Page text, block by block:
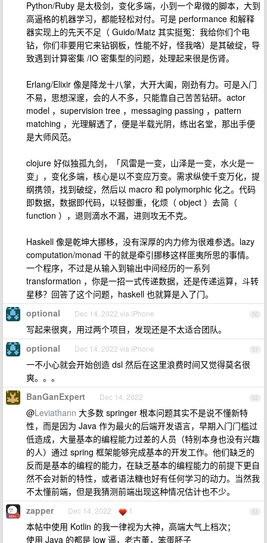
Python/Ruby 是太极剑，变化多端，小到一个卑微的脚本，大到
高逼格的机器学习，都能轻松对付。可是 performance 和解释
器实现上的先天不足（ Guido/Matz 其实挺冤：我给你们个电
钻，你们非要用它来钻钢板，性能不好，怪我咯）是其破绽，导
致遇到计算密集 /IO 密集型的问题，处理起来很是伤肾。
Erlang/Elixir 像是降龙十八掌，大开大阖，刚劲有力。可是入门
不易，思想深邃，会的人不多，只能靠自己苦苦钻研。actor
model ，supervision tree ，messaging passing ，pattern
matching ，光理解透了，便是半载光阴，练出名堂，那出手便
是大师风范。
clojure 好似独孤九剑，「风雷是一变，山泽是一变，水火是一
变」，变化多端，核心是以不变应万变。需求纵使千变万化，提
纲携领，找到破绽，然后以 macro 和 polymorphic 化之。代码
即数据，数据即代码，以轻御重，化烦（ object ）去简（
function ），退则滴水不漏，进则攻无不克。
Haskell 像是乾坤大挪移，没有深厚的内力修为很难参透。lazy
computation/monad 干的就是牵引挪移这样匪夷所思的事情。
一个程序，不过是从输入到输出中间经历的一系列
transformation ，你是一招一式传递数据，还是传递运算，斗转
星移？回答了这个问题，haskell 也就算是入了门。
50
optional Dec 14, 2022 via iPhone
写起来很爽，用过两个项目，发现还是不太适合团队。
51
optional Dec 14, 2022 via iPhone
一不小心就会开始创造 dsl 然后在这里浪费时间又觉得莫名很
爽。。。
52
BanGanExpert Dec 14, 2022
@Leviathann 大多数 springer 根本问题其实不是说不懂新特
性，而是因为 Java 作为最火的后端开发语言，早期入门门槛过
低造成，大量基本的编程能力过差的人员（特别本身也没有兴趣
的人）通过 spring 框架能够完成基本的开发工作。他们缺乏的
反而是基本的编程的能力，在缺乏基本的编程能力的前提下更自
然不会对新的特性，或者语法糖也好有任何学习的动力。当然我
不太懂前端，但是我猜测前端出现这种情况估计也不少。
53
zapper Dec 14, 2022 1
本帖中使用 Kotlin 的我一律视为大神，高端大气上档次；
使用 Java 的都是 low 逼，老古董，笨蛋胚子